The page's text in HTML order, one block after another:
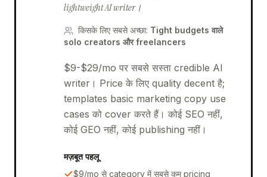
lightweight AI writer।
किसके लिए सबसे अच्छा: Tight budgets वाले
solo creators और freelancers
$9-$29/mo पर सबसे सस्ता credible AI
writer। Price के लिए quality decent है;
templates basic marketing copy use
cases को cover करते हैं। कोई SEO नहीं,
कोई GEO नहीं, कोई publishing नहीं।
मज़बूत पहलू
$9/mo से category में सबसे कम pricing